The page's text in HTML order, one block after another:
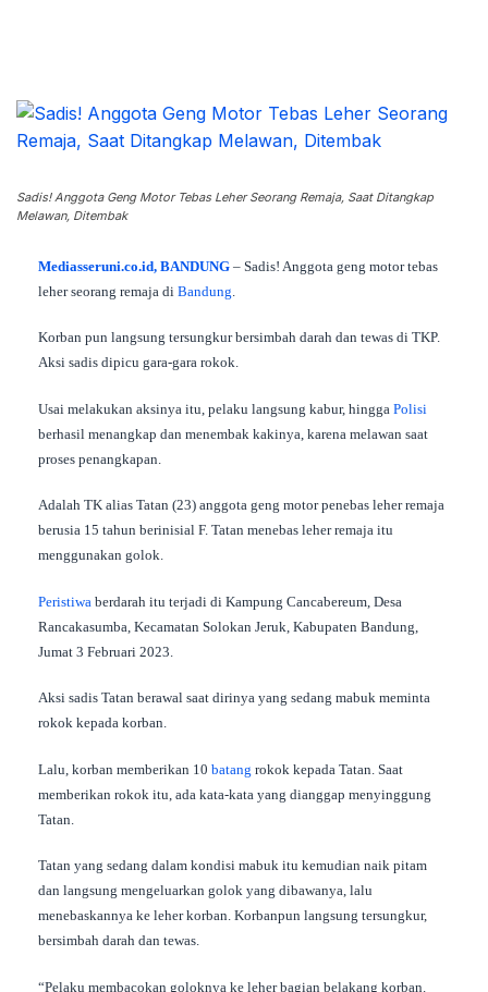
Sadis! Anggota Geng Motor Tebas Leher Seorang Remaja, Saat Ditangkap
Melawan, Ditembak
Mediasseruni.co.id, BANDUNG – Sadis! Anggota geng motor tebas
leher seorang remaja di Bandung
Korban pun langsung tersungkur bersimbah darah dan tewas di TKP.
Aksi sadis dipicu gara-gara rokok.
Usai melakukan aksinya itu, pelaku langsung kabur, hingga Polisi
berhasil menangkap dan menembak kakinya, karena melawan saat
proses penangkapan.
Adalah TK alias Tatan (23) anggota geng motor penebas leher remaja
berusia 15 tahun berinisial F. Tatan menebas leher remaja itu
menggunakan golok.
Peristiwa berdarah itu terjadi di Kampung Cancabereum, Desa
Rancakasumba, Kecamatan Solokan Jeruk, Kabupaten Bandung,
Jumat 3 Februari 2023.
Aksi sadis Tatan berawal saat dirinya yang sedang mabuk meminta
rokok kepada korban.
Lalu, korban memberikan 10 batang rokok kepada Tatan. Saat
memberikan rokok itu, ada kata-kata yang dianggap menyinggung
Tatan.
Tatan yang sedang dalam kondisi mabuk itu kemudian naik pitam
dan langsung mengeluarkan golok yang dibawanya, lalu
menebaskannya ke leher korban. Korbanpun langsung tersungkur,
bersimbah darah dan tewas.
“Pelaku membacokan goloknya ke leher bagian belakang korban.